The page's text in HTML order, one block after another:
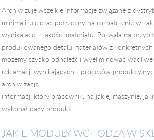
Archiwizuje wszelkie informacje związane z
minimalizuje czas potrzebny na rozpatrzenie w
wynikającej z jakości materiału. Pozwala na
produkowanego detalu materiałów z
możemy szybko odnaleźć i wyeliminować wadliwe
reklamacji wynikających z procesów
archiwizację
informacji który pracownik, na jakiej maszynie,
wykonał dany produkt.
JAKIE MODUŁY WCHODZĄ W